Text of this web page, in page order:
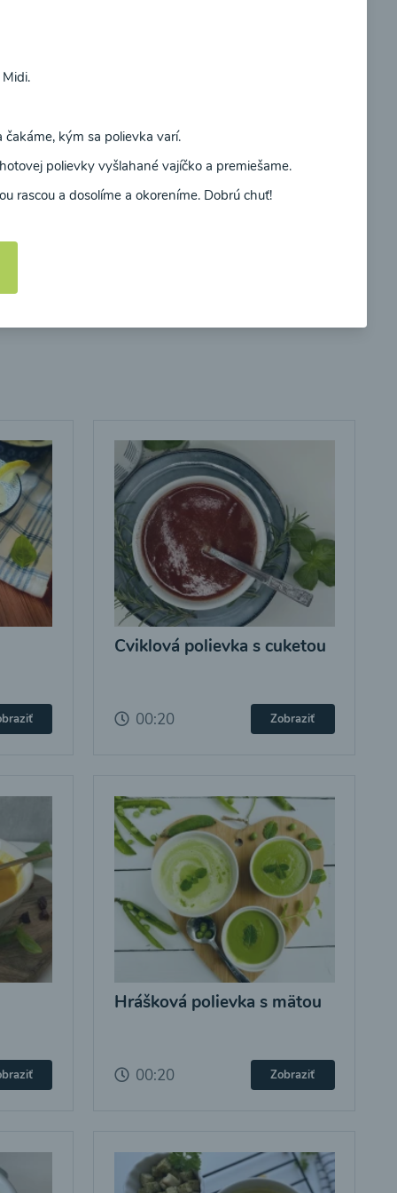
medvedím cesnakom
00:10 Zobraziť
Cviklová polievka s cuketou
00:20 Zobraziť
Hrášková polievka s mätou
00:20 Zobraziť
čakáme, kým sa polievka varí.
polievky vyšlahané vajíčko a premiešame.
rascou a dosolíme a okoreníme. Dobrú chuť!